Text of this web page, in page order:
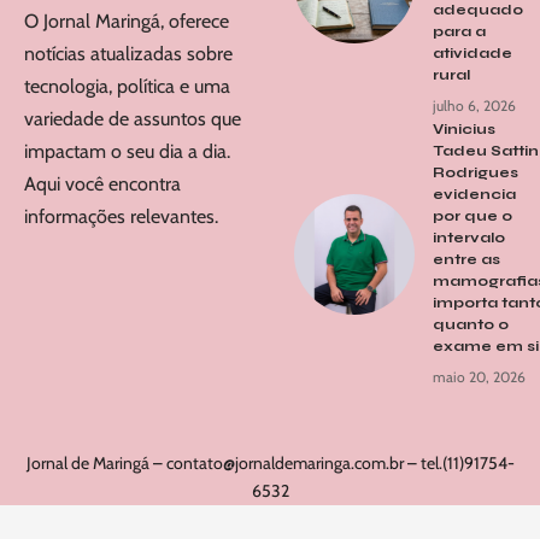
O Jornal Maringá, oferece
notícias atualizadas sobre
tecnologia, política e uma
variedade de assuntos que
impactam o seu dia a dia.
Aqui você encontra
informações relevantes.
adequado
para a
atividade
rural
julho 6, 2026
Vinicius
Tadeu Sattin
Rodrigues
evidencia
por que o
intervalo
entre as
importa
quanto o
exame em
maio 20, 2026
Jornal de Maringá –contato@jornaldemaringa.com.br– tel.(11)91754-
6532